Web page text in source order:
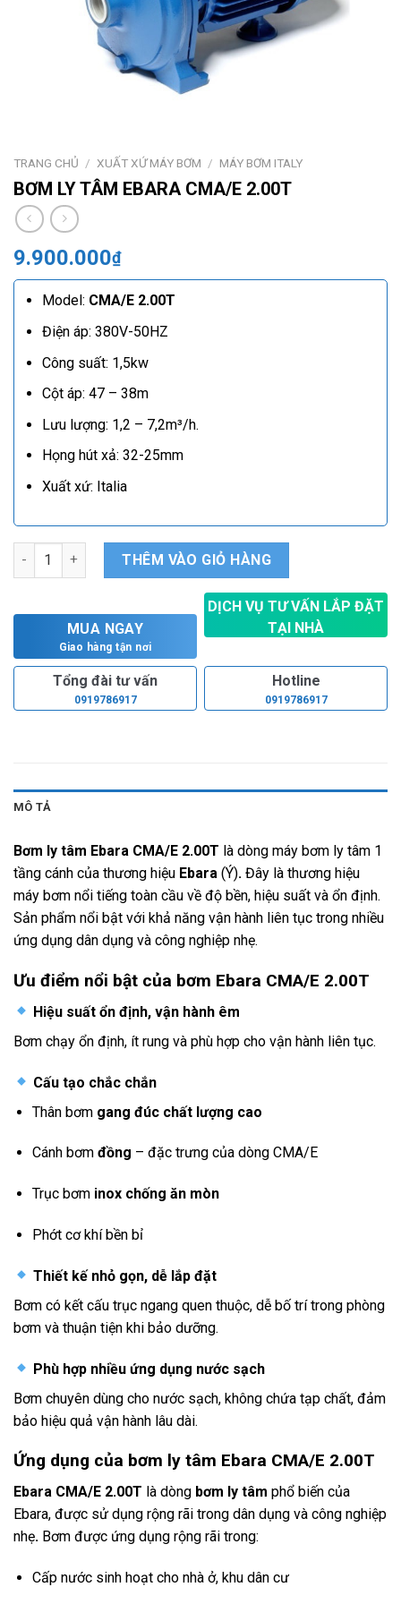
TRANG CHỦ / XUẤT XỨ MÁY BƠM / MÁY BƠM ITALY
BƠM LY TÂM EBARA CMA/E 2.00T
9.900.000₫
Model: CMA/E 2.00T
Điện áp: 380V-50HZ
Công suất: 1,5kw
Cột áp: 47 – 38m
Lưu lượng: 1,2 – 7,2m³/h.
Họng hút xả: 32-25mm
Xuất xứ: Italia
Bơm ly tâm Ebara CMA/E 2.00T số lượng
THÊM VÀO GIỎ HÀNG
MUA NGAY
Giao hàng tận nơi
DỊCH VỤ TƯ VẤN LẮP ĐẶT
TẠI NHÀ
Tổng đài tư vấn
0919786917
Hotline
0919786917
MÔ TẢ
Bơm ly tâm Ebara CMA/E 2.00T là dòng máy bơm ly tâm 1
tầng cánh của thương hiệu Ebara (Ý). Đây là thương hiệu
máy bơm nổi tiếng toàn cầu về độ bền, hiệu suất và ổn định.
Sản phẩm nổi bật với khả năng vận hành liên tục trong nhiều
ứng dụng dân dụng và công nghiệp nhẹ.
Ưu điểm nổi bật của bơm Ebara CMA/E 2.00T
Hiệu suất ổn định, vận hành êm
Bơm chạy ổn định, ít rung và phù hợp cho vận hành liên tục.
Cấu tạo chắc chắn
Thân bơm gang đúc chất lượng cao
Cánh bơm đồng – đặc trưng của dòng CMA/E
Trục bơm inox chống ăn mòn
Phớt cơ khí bền bỉ
Thiết kế nhỏ gọn, dễ lắp đặt
Bơm có kết cấu trục ngang quen thuộc, dễ bố trí trong phòng
bơm và thuận tiện khi bảo dưỡng.
Phù hợp nhiều ứng dụng nước sạch
Bơm chuyên dùng cho nước sạch, không chứa tạp chất, đảm
bảo hiệu quả vận hành lâu dài.
Ứng dụng của bơm ly tâm Ebara CMA/E 2.00T
Ebara CMA/E 2.00T là dòng bơm ly tâm phổ biến của
Ebara, được sử dụng rộng rãi trong dân dụng và công nghiệp
nhẹ. Bơm được ứng dụng rộng rãi trong:
Cấp nước sinh hoạt cho nhà ở, khu dân cư